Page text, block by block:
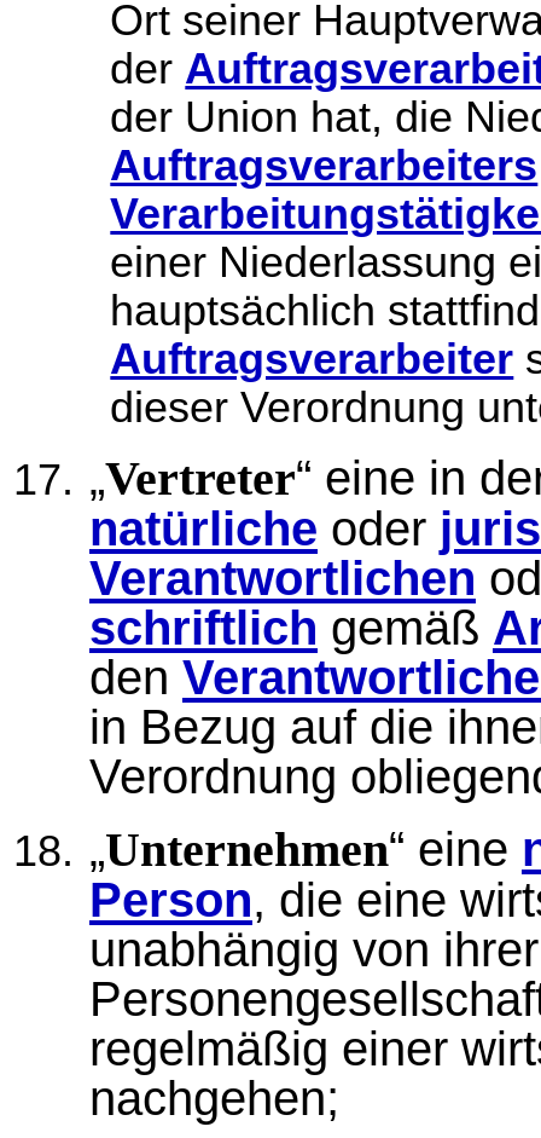
Ort seiner
der
der Union hat, die
Auftragsverarbeiters
einer Niederlassung
hauptsächlich
Auftragsverarbeiter
dieser Verordnung
„Vertreter“ eine in
natürliche oder
Verantwortlichen
schriftlich gemäß
den
in Bezug auf die
Verordnung
„Unternehmen“ eine
Person, die eine
unabhängig von
regelmäßig einer
nachgehen;